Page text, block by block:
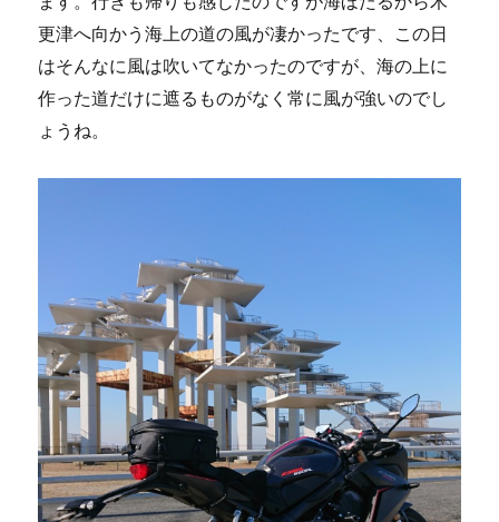
更津へ向かう海上の道の風が凄かったです、この日
はそんなに風は吹いてなかったのですが、海の上に
作った道だけに遮るものがなく常に風が強いのでし
ょうね。